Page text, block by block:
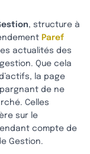
, structure à
Paref
actualités des
Que cela
la page
de ne
Celles
sur le
compte de
Gestion.